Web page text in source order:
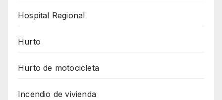
Hospital Regional
Hurto
Hurto de motocicleta
Incendio de vivienda